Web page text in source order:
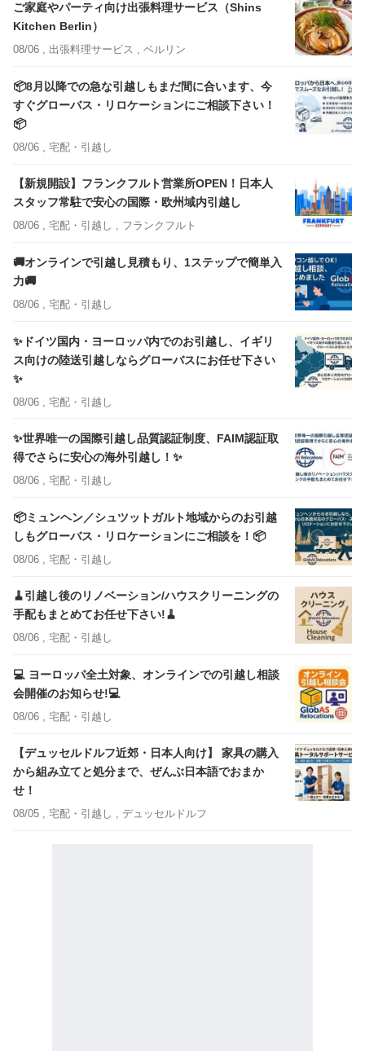
ご家庭やパーティ向け出張料理サービス（Shins
Kitchen Berlin）
08/06 , 出張料理サービス , ベルリン
📦8月以降での急な引越しもまだ間に合います、今
すぐグローバス・リロケーションにご相談下さい！
📦
08/06 , 宅配・引越し
【新規開設】フランクフルト営業所OPEN！日本人
スタッフ常駐で安心の国際・欧州域内引越し
08/06 , 宅配・引越し , フランクフルト
🚚オンラインで引越し見積もり、1ステップで簡単入
力🚚
08/06 , 宅配・引越し
✨ドイツ国内・ヨーロッパ内でのお引越し、イギリ
ス向けの陸送引越しならグローバスにお任せ下さい
✨
08/06 , 宅配・引越し
✨世界唯一の国際引越し品質認証制度、FAIM認証取
得でさらに安心の海外引越し！✨
08/06 , 宅配・引越し
📦ミュンヘン／シュツットガルト地域からのお引越
しもグローバス・リロケーションにご相談を！📦
08/06 , 宅配・引越し
🧹引越し後のリノベーション/ハウスクリーニングの
手配もまとめてお任せ下さい!🧹
08/06 , 宅配・引越し
💻 ヨーロッパ全土対象、オンラインでの引越し相談
会開催のお知らせ!💻
08/06 , 宅配・引越し
【デュッセルドルフ近郊・日本人向け】 家具の購入
から組み立てと処分まで、ぜんぶ日本語でおまか
せ！
08/05 , 宅配・引越し , デュッセルドルフ